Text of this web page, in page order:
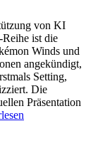
von KI
ist die
Winds und
angekündigt,
Setting,
Die
Präsentation